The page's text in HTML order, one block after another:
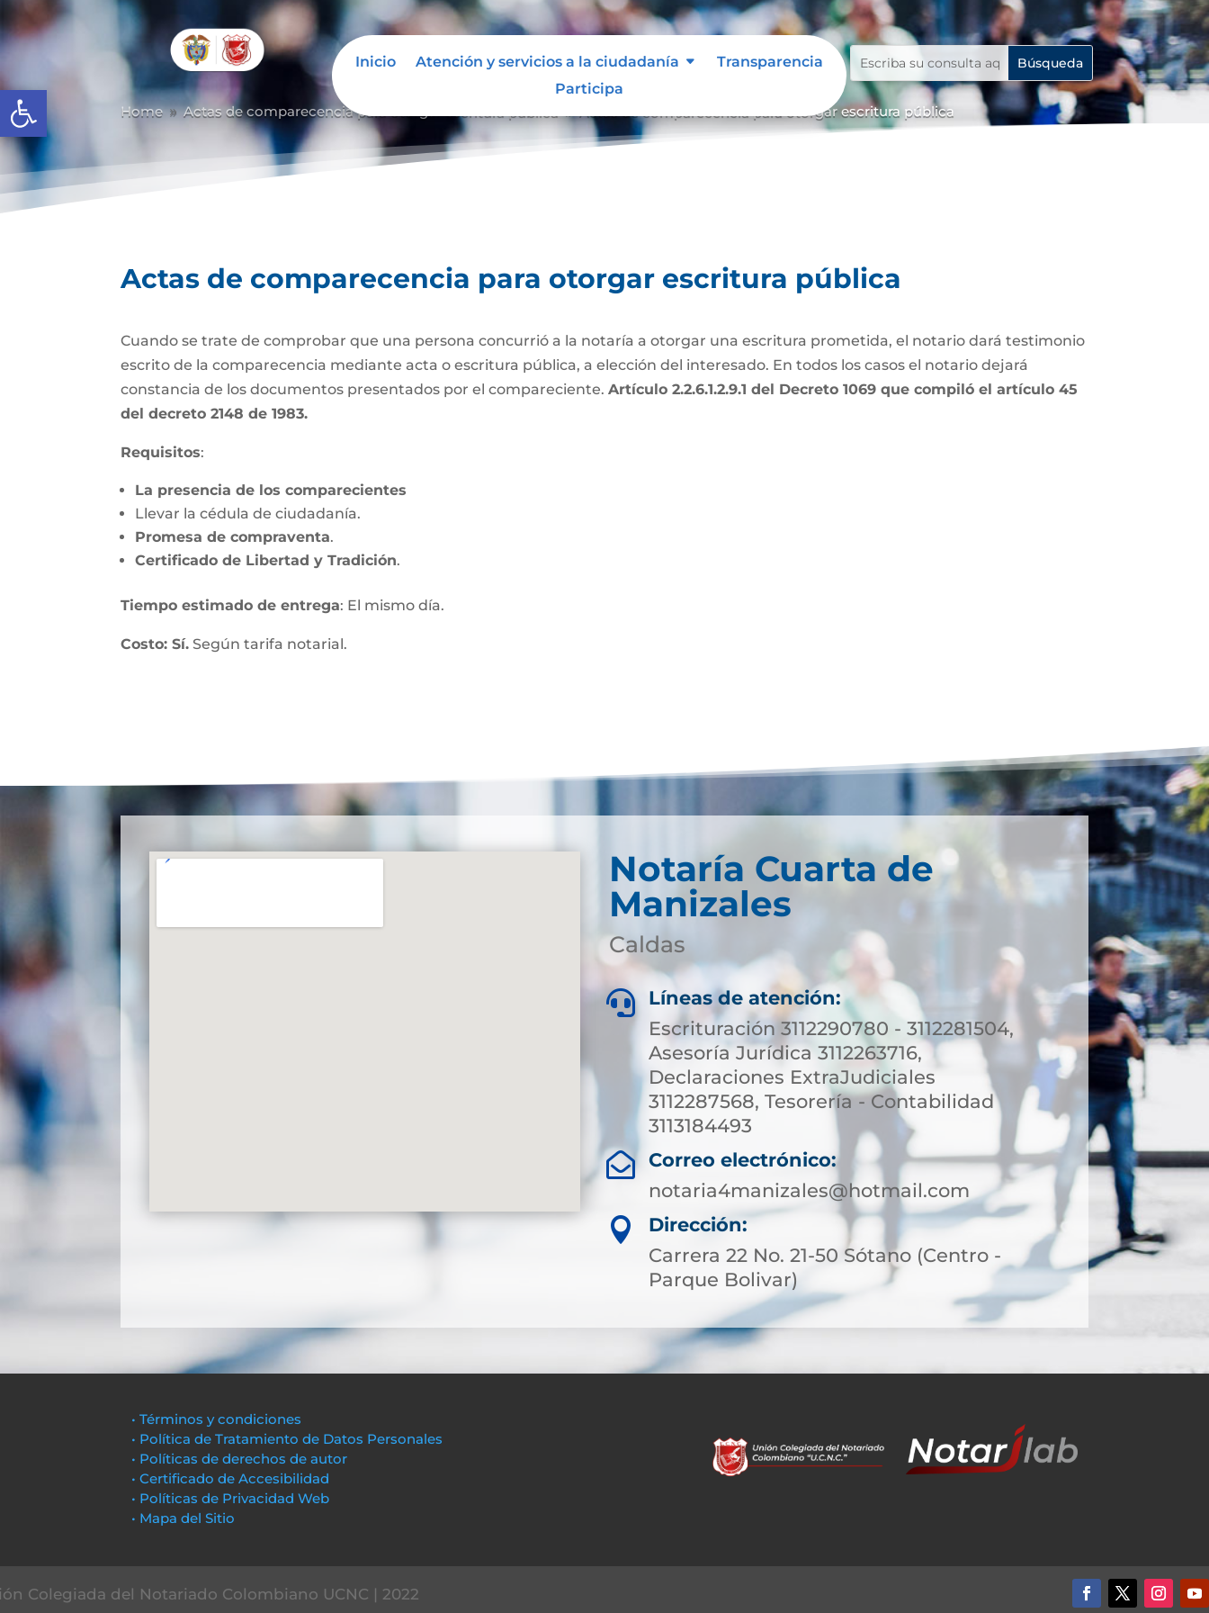
Abrir barra de herramientas
Inicio Atención y servicios a la ciudadanía
Transparencia
Participa
Home 9 Actas de comparecencia para otorgar escritura pública Actas de comparecencia para otorgar escritura pública
Actas de comparecencia para otorgar escritura pública
Cuando se trate de comprobar que una persona concurrió a la notaría a otorgar una escritura prometida, el notario dará testimonio
escrito de la comparecencia mediante acta o escritura pública, a elección del interesado. En todos los casos el notario dejará
constancia de los documentos presentados por el compareciente.Artículo 2.2.6.1.2.9.1 del Decreto 1069 que compiló el artículo 45
del decreto 2148 de 1983.
Requisitos:
La presencia de los comparecientes
Llevar la cédula de ciudadanía.
Promesa de compraventa.
Certificado de Libertad y Tradición.
Tiempo estimado de entrega: El mismo día.
Costo: Sí. Según tarifa notarial.
Notaría Cuarta de
Manizales
Caldas

Líneas de atención:
Escrituración 3112290780 - 3112281504,
Asesoría Jurídica 3112263716,
Declaraciones ExtraJudiciales
3112287568, Tesorería - Contabilidad
3113184493
 Correo electrónico:
notaria4manizales@hotmail.com

Dirección:
Carrera 22 No. 21-50 Sótano (Centro -
Parque Bolivar)
• Términos y condiciones
• Política de Tratamiento de Datos Personales
• Políticas de derechos de autor
• Certificado de Accesibilidad
• Políticas de Privacidad Web
• Mapa del Sitio
Colegiada del Notariado Colombiano UCNC | 2022